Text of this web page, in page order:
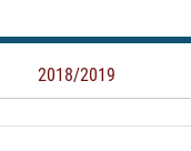
2018/2019